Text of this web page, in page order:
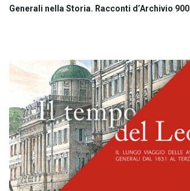
Generali nella Storia. Racconti d’Archivio 900